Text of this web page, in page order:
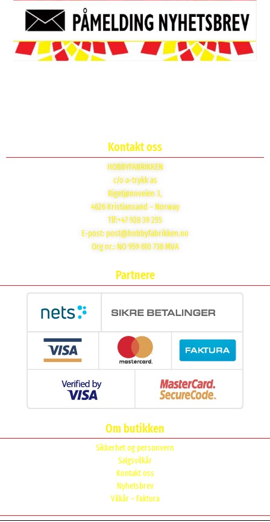
Kontakt oss
HOBBYFABRIKKEN
c/o a-trykk as
Rigetjønnveien 3,
4626 Kristiansand – Norway
Tlf:+47 928 39 255
E-post: post@hobbyfabrikken.no
Org nr.: NO 959 610 738 MVA
Partnere
Om butikken
Sikkerhet og personvern
Salgsvilkår
Kontakt oss
Nyhetsbrev
Vilkår – Faktura